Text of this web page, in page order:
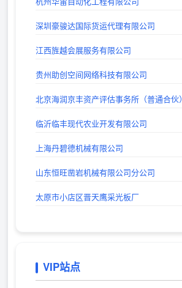
出站时间：
出站时间：
深圳豪骏达国际货运代理有限公司
江西旌越会展服务有限公司
贵州助创空间网络科技有限公司
北京海润京丰资产评估事务所（普通合伙）
临沂临丰现代农业开发有限公司
上海丹碧德机械有限公司
山东恒旺凿岩机械有限公司分公司
太原市小店区晋天鹰采光板厂
VIP站点